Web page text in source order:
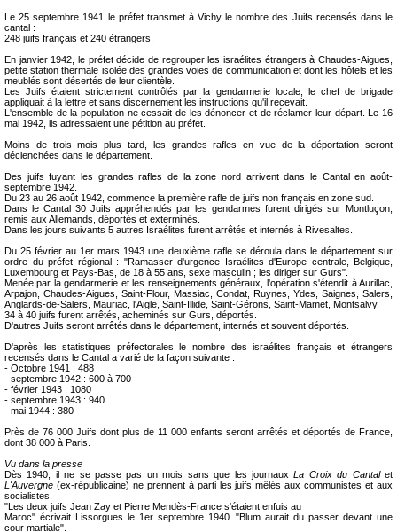
Le 25 septembre 1941 le préfet transmet à Vichy le nombre des Juifs recensés dans le
cantal :
248 juifs français et 240 étrangers.
En janvier 1942, le préfet décide de regrouper les israélites étrangers à Chaudes-Aigues,
petite station thermale isolée des grandes voies de communication et dont les hôtels et les
meublés sont désertés de leur clientèle.
Les Juifs étaient strictement contrôlés par la gendarmerie locale, le chef de brigade
appliquait à la lettre et sans discernement les instructions qu'il recevait.
L'ensemble de la population ne cessait de les dénoncer et de réclamer leur départ. Le 16
mai 1942, ils adressaient une pétition au préfet.
Moins de trois mois plus tard, les grandes rafles en vue de la déportation seront
déclenchées dans le département.
Des juifs fuyant les grandes rafles de la zone nord arrivent dans le Cantal en août-
septembre 1942.
Du 23 au 26 août 1942, commence la première rafle de juifs non français en zone sud.
Dans le Cantal 30 Juifs appréhendés par les gendarmes furent dirigés sur Montluçon,
remis aux Allemands, déportés et exterminés.
Dans les jours suivants 5 autres Israélites furent arrêtés et internés à Rivesaltes.
Du 25 février au 1er mars 1943 une deuxième rafle se déroula dans le département sur
ordre du préfet régional : "Ramasser d'urgence Israélites d'Europe centrale, Belgique,
Luxembourg et Pays-Bas, de 18 à 55 ans, sexe masculin ; les diriger sur Gurs".
Menée par la gendarmerie et les renseignements généraux, l'opération s'étendit à Aurillac,
Arpajon, Chaudes-Aigues, Saint-Flour, Massiac, Condat, Ruynes, Ydes, Saignes, Salers,
Anglards-de-Salers, Mauriac, l'Aigle, Saint-Illide, Saint-Gérons, Saint-Mamet, Montsalvy.
34 à 40 juifs furent arrêtés, acheminés sur Gurs, déportés.
D'autres Juifs seront arrêtés dans le département, internés et souvent déportés.
D'après les statistiques préfectorales le nombre des israélites français et étrangers
recensés dans le Cantal a varié de la façon suivante :
- Octobre 1941 : 488
- septembre 1942 : 600 à 700
- février 1943 : 1080
- septembre 1943 : 940
- mai 1944 : 380
Près de 76 000 Juifs dont plus de 11 000 enfants seront arrêtés et déportés de France,
dont 38 000 à Paris.
Vu dans la presse
Dès 1940, il ne se passe pas un mois sans que les journauxLa Croix du Cantalet
L'Auvergne (ex-républicaine) ne prennent à parti les juifs mêlés aux communistes et aux
socialistes.
"Les deux juifs Jean Zay et Pierre Mendès-France s'étaient enfuis au
Maroc" écrivait Lissorgues le 1er septembre 1940. "Blum aurait du passer devant une
cour martiale".